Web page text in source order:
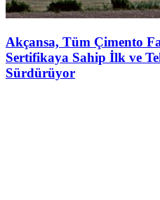
Akçansa, Tüm Çimento
Sertifikaya Sahip İlk ve
Sürdürüyor